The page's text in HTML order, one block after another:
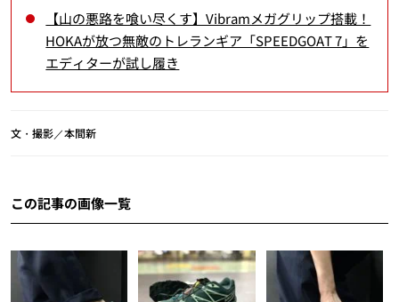
【山の悪路を喰い尽くす】Vibramメガグリップ搭載！
HOKAが放つ無敵のトレランギア「SPEEDGOAT 7」を
エディターが試し履き
文・撮影／本間新
この記事の画像一覧